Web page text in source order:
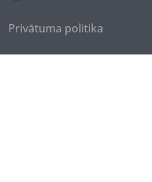
Privātuma politika